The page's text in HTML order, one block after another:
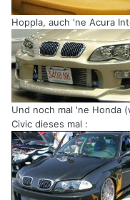
Hoppla, auch 'ne Acura
Und noch mal 'ne Honda
Civic dieses mal :